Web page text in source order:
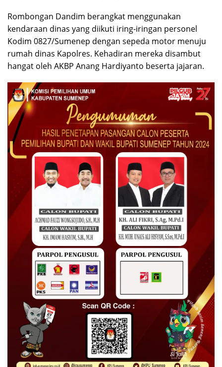
Rombongan Dandim berangkat menggunakan
kendaraan dinas yang diikuti iring-iringan personel
Kodim 0827/Sumenep dengan sepeda motor menuju
rumah dinas Kapolres. Kehadiran mereka disambut
hangat oleh AKBP Anang Hardiyanto beserta jajaran.